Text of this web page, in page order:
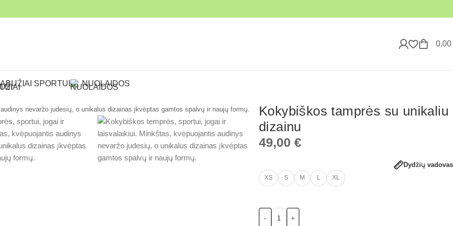
0,00
SPORTUI NUOLAIDOS
tamprės su unikaliu dizainu
Kokybiškos tamprės su unikaliu
dizainu
49,00 €
Dydžių vadovas
XS S M L XL
- +